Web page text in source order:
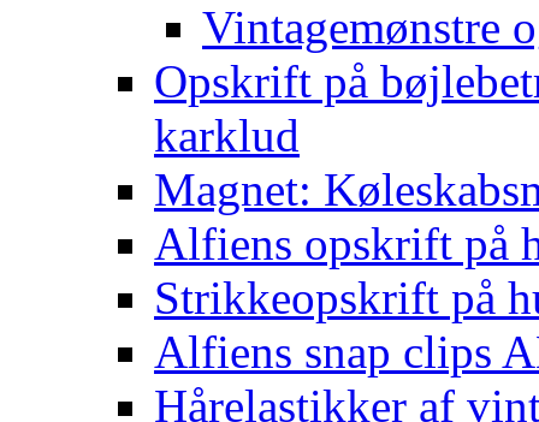
Vintagemønstre
Opskrift på
karklud
Magnet:
Alfiens opskrift på
Strikkeopskrift på
Alfiens snap clips
Hårelastikker af